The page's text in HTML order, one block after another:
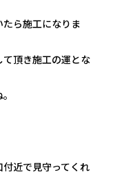
ら施工になりま
頂き施工の運とな
近で見守ってくれ